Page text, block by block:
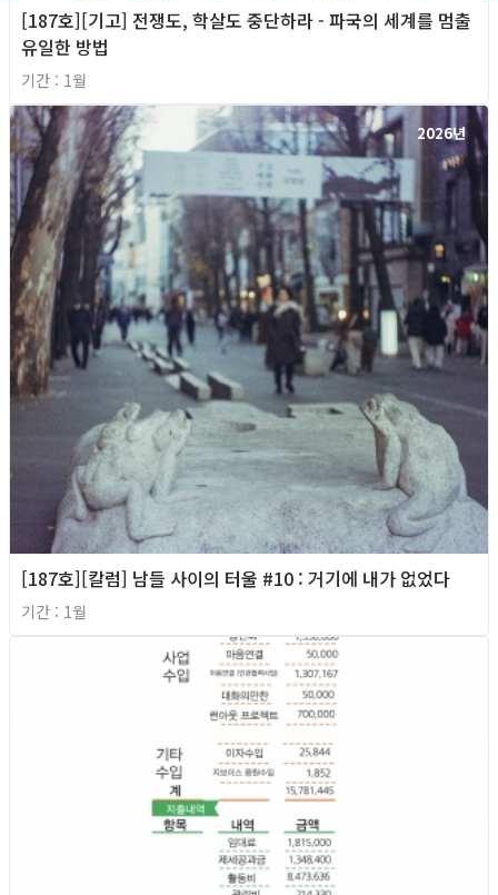
[187호][기고] 전쟁도, 학살도 중단하라 - 파국의 세계를 멈출
유일한 방법
기간 : 1월
2026년
[187호][칼럼] 남들 사이의 터울 #10 : 거기에 내가 없었다
기간 : 1월